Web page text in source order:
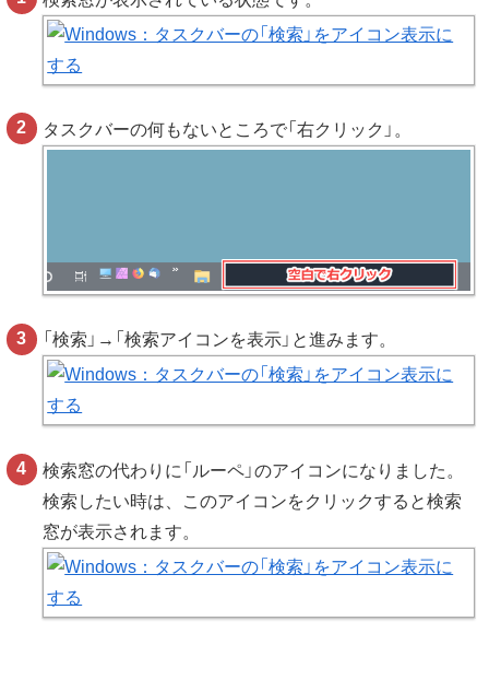
タスクバーの何もないところで「右クリック」。
「検索」→「検索アイコンを表示」と進みます。
検索窓の代わりに「ルーペ」のアイコンになりました。
検索したい時は、このアイコンをクリックすると検索
窓が表示されます。